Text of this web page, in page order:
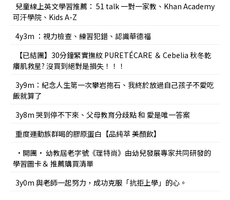
兒童線上英文學習推薦： 51 talk 一對一家教、Khan Academy
可汗學院、Kids A-Z
4y3m ：視力檢查、練習犯錯、認識華德福
【已結團】30分鐘緊實撫紋 PURETÉCARE ＆ Cebelia 秋冬乾
癢肌救星? 沒買到絕對是損失！！！
3y9m：紀念人生第一次攀岩抱石、我終於放過自己孩子不愛吃
飯就算了
3y8m 哭到停不下來、父母教育分歧點 和 愛是唯一答案
重度運動族群喝的膠原蛋白【品純萃 美顏飲】
•開團• 幼教屆老字號《理特尚》由幼兒發展專家共同研發的
學習圖卡＆ 推薦購買清單
3y0m 與老師一起努力，成功克服「抗拒上學」的心。